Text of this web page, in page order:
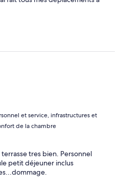
et service, infrastructures et
de la chambre
tres bien. Personnel
petit déjeuner inclus